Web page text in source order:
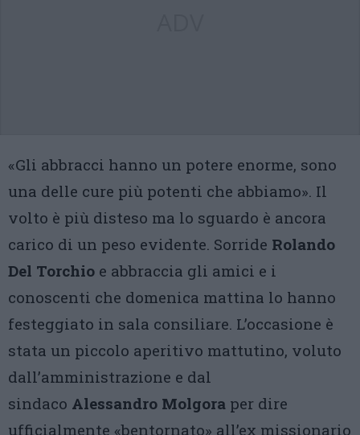
«Gli abbracci hanno un potere enorme, sono
una delle cure più potenti che abbiamo». Il
volto è più disteso ma lo sguardo è ancora
carico di un peso evidente. Sorride Rolando
Del Torchio e abbraccia gli amici e i
conoscenti che domenica mattina lo hanno
festeggiato in sala consiliare. L’occasione è
stata un piccolo aperitivo mattutino, voluto
dall’amministrazione e dal
sindaco Alessandro Molgora per dire
ufficialmente «bentornato» all’ex missionario